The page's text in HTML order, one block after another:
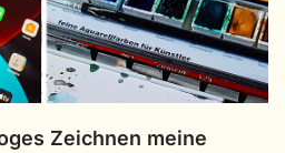
Zeichnen meine